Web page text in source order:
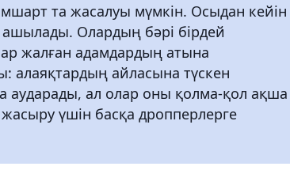
та жасалуы мүмкін. Осыдан кейін
ашылады. Олардың бәрі бірдей
жалған адамдардың атына
алаяқтардың айласына түскен
аударады, ал олар оны қолма-қол ақша
жасыру үшін басқа дропперлерге